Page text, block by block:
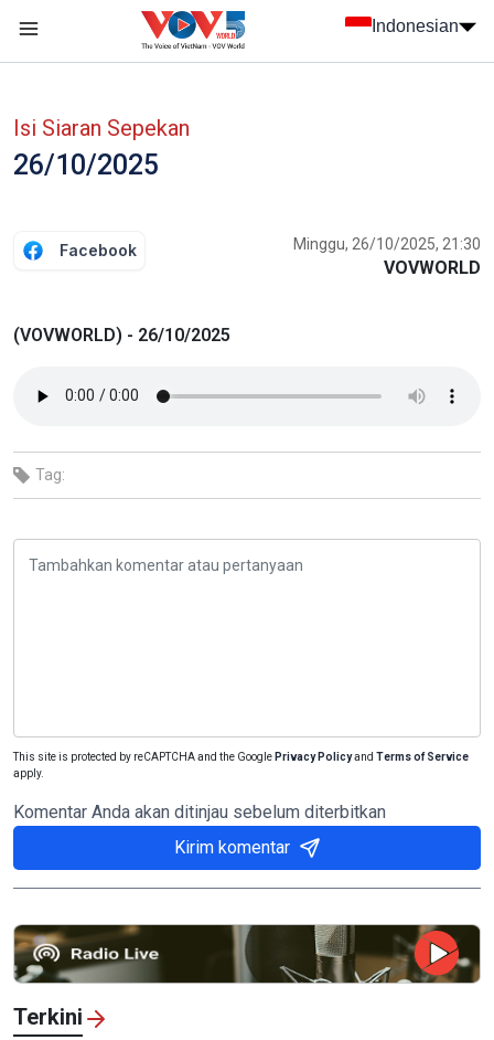
Indonesian
Isi Siaran Sepekan
26/10/2025
Facebook Minggu, 26/10/2025, 21:30
VOVWORLD
(VOVWORLD) - 26/10/2025
Tag:
This site is protected by reCAPTCHA and the Google Privacy Policyand Terms of Service
apply.
Komentar Anda akan ditinjau sebelum diterbitkan
Kirim komentar
Terkini